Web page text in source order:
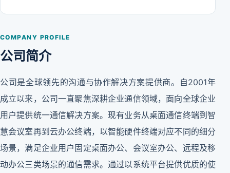
COMPANY PROFILE
公司简介
公司是全球领先的沟通与协作解决方案提供商。自2001年
成立以来，公司一直聚焦深耕企业通信领域，面向全球企业
用户提供统一通信解决方案。现有业务从桌面通信终端到智
慧会议室再到云办公终端，以智能硬件终端对应不同的细分
场景，满足企业用户固定桌面办公、会议室办公、远程及移
动办公三类场景的通信需求。通过以系统平台提供优质的使